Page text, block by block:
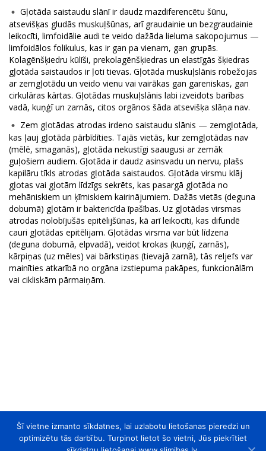
Gļotāda saistaudu slānī ir daudz mazdiferencētu šūnu,
atsevišķas gludās muskuļšūnas, arī graudainie un bezgraudainie
leikocīti, limfoidālie audi te veido dažāda lieluma sakopojumus —
limfoidālos folikulus, kas ir gan pa vienam, gan grupās.
Kolagēnšķiedru kūlīši, prekolagēnšķiedras un elastīgās šķiedras
gļotāda saistaudos ir ļoti tievas. Gļotāda muskuļslānis robežojas
ar zemgļotādu un veido vienu vai vairākas gan gareniskas, gan
cirkulāras kārtas. Gļotādas muskuļslānis labi izveidots barības
vadā, kuņģī un zarnās, citos orgānos šāda atsevišķa slāņa nav.
Zem gļotādas atrodas irdeno saistaudu slānis — zemgļotāda,
kas ļauj gļotāda pārbīdīties. Tajās vietās, kur zemgļotādas nav
(mēlē, smaganās), gļotāda nekustīgi saaugusi ar zemāk
guļošiem audiem. Gļotāda ir daudz asinsvadu un nervu, plašs
kapilāru tīkls atrodas gļotāda saistaudos. Gļotāda virsmu klāj
gļotas vai gļotām līdzīgs sekrēts, kas pasargā gļotāda no
mehāniskiem un ķīmiskiem kairinājumiem. Dažās vietās (deguna
dobumā) gļotām ir baktericīda īpašības. Uz gļotādas virsmas
atrodas nolobījušās epitēlijšūnas, kā arī leikocīti, kas difundē
cauri gļotādas epitēlijam. Gļotādas virsma var būt līdzena
(deguna dobumā, elpvadā), veidot krokas (kuņģī, zarnās),
kārpiņas (uz mēles) vai bārkstiņas (tievajā zarnā), tās reljefs var
mainīties atkarībā no orgāna izstiepuma pakāpes, funkcionālām
vai cikliskām pārmaiņām.
Šī vietne izmanto sīkdatnes, lai uzlabotu lietošanas pieredzi un
optimizētu tās darbību. Turpinot lietot šo vietni, Jūs piekrītiet